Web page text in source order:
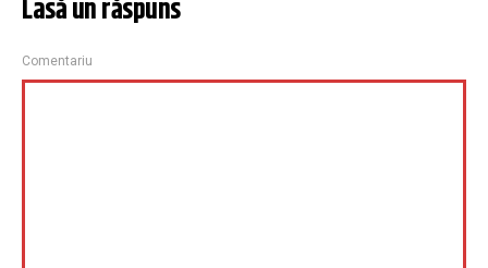
Lasă un răspuns
Comentariu